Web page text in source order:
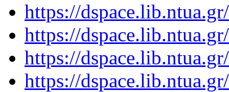
https://
https://
https://
https://